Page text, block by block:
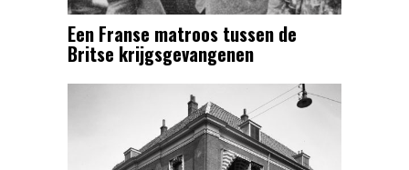
Een Franse matroos tussen de
Britse krijgsgevangenen